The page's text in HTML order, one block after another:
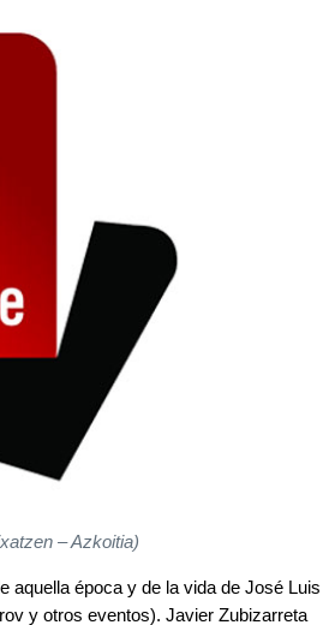
– Azkoitia)
aquella época y de la vida de José Luis
y otros eventos). Javier Zubizarreta